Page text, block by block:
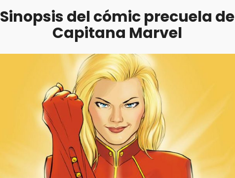
Sinopsis del cómic precuela de
Capitana Marvel